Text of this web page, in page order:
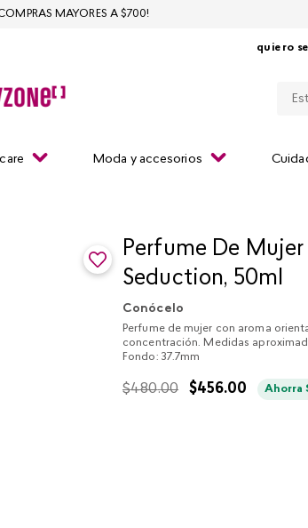
quiero
Moda y accesorios
MAYORES A $700!
Perfume De
Seduction, 50ml
Conócelo
Perfume de mujer con aroma
concentración. Medidas
Fondo: 37.7mm
$480.00 $456.00 Ahorra